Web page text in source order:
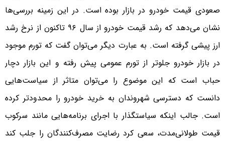
صعودی قیمت خودرو در بازار بوده است. در این زمینه بررسی‌ها
نشان می‌دهد که رشد قیمت خودرو از سال ۹۶ تاکنون از نرخ رشد
ارز پیشی گرفته است. به عبارت دیگر می‌توان گفت که تورم موجود
در بازار خودرو جلوتر از تورم عمومی پیش رفته و این بازار دچار
حباب است که این موضوع را می‌توان متاثر از سیاست‌هایی
دانست که دسترسی شهروندان به خرید خودرو را محدودتر کرده
است. جالب اینکه سیاستگذار با اجرای برنامه‌هایی مانند سرکوب
قیمت طولانی‌مدت، سعی کرد رضایت مصرف‌کنندگان را جلب کند